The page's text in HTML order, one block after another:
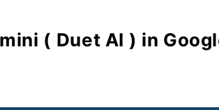
( Duet AI ) in